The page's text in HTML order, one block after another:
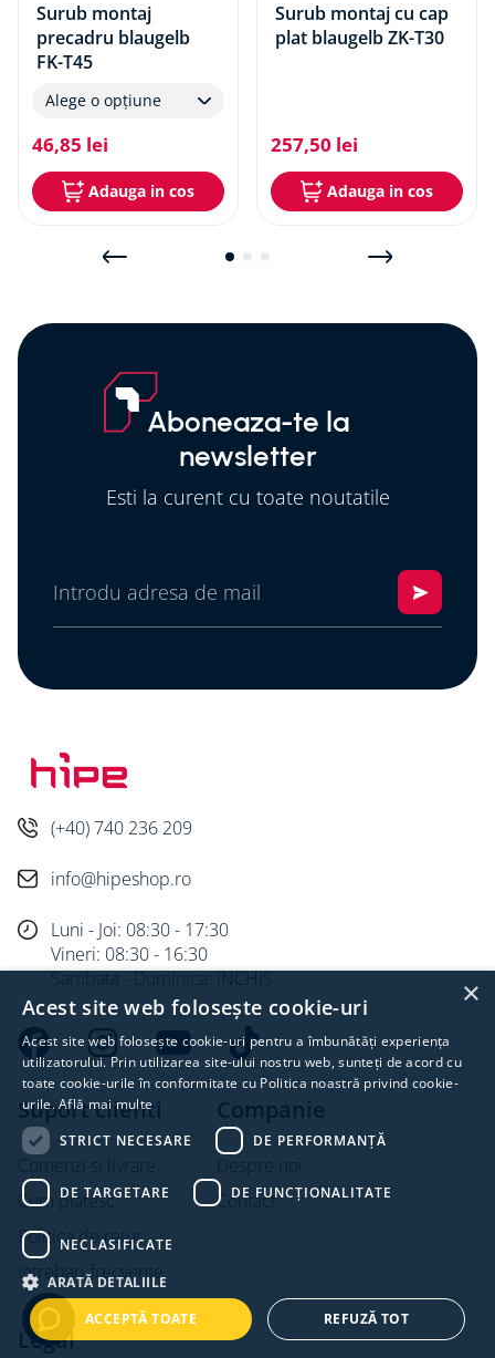
Surub montaj
precadru blaugelb
FK-T45
Alege o opțiune
46,85 lei
Adauga in cos
Surub montaj cu cap
plat blaugelb ZK-T30
257,50 lei
Adauga in cos
Aboneaza-te la
newsletter
Esti la curent cu toate noutatile
(+40) 740 236 209
info@hipeshop.ro
Luni - Joi: 08:30 - 17:30
Vineri: 08:30 - 16:30
Sambata - Duminica: INCHIS
Suport clienti
Comenzi si livrare
Cum platesc
Politica de retur
Intrebari frecvente
Companie
Despre noi
Contact
Legal
×
Acest site web folosește cookie-uri
Acest site web folosește cookie-uri pentru a îmbunătăți experiența
utilizatorului. Prin utilizarea site-ului nostru web, sunteți de acord cu
toate cookie-urile în conformitate cu Politica noastră privind cookie-
urile.Află mai multe
STRICT NECESARE
DE PERFORMANȚĂ
DE TARGETARE DE FUNCŢIONALITATE
NECLASIFICATE
ARATĂ DETALIILE
ACCEPTĂ TOATE
REFUZĂ TOT